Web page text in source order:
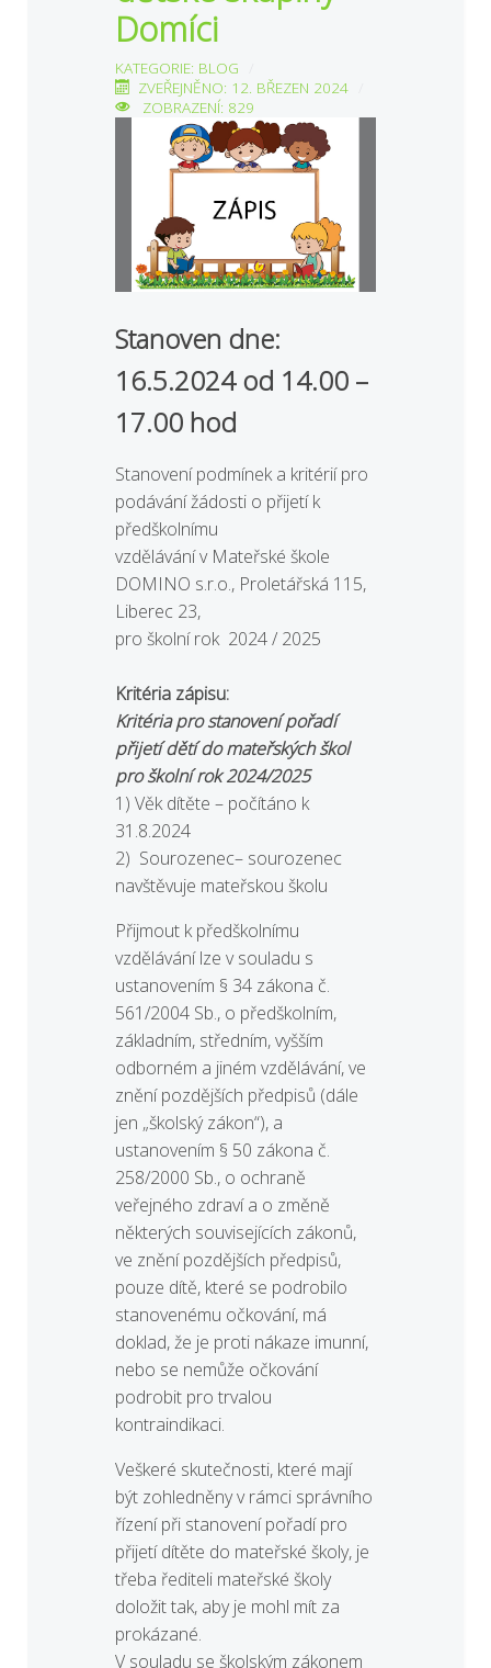
Domíci
KATEGORIE: BLOG
ZVEŘEJNĚNO: 12. BŘEZEN 2024
ZOBRAZENÍ: 829
Stanoven dne:
16.5.2024 od 14.00 –
17.00 hod
Stanovení podmínek a kritérií pro
podávání žádosti o přijetí k
předškolnímu
vzdělávání v Mateřské škole
DOMINO s.r.o., Proletářská 115,
Liberec 23,
pro školní rok 2024 / 2025
Kritéria zápisu:
Kritéria pro stanovení pořadí
přijetí dětí do mateřských škol
pro školní rok 2024/2025
1) Věk dítěte – počítáno k
31.8.2024
2) Sourozenec– sourozenec
navštěvuje mateřskou školu
Přijmout k předškolnímu
vzdělávání lze v souladu s
ustanovením § 34 zákona č.
561/2004 Sb., o předškolním,
základním, středním, vyšším
odborném a jiném vzdělávání, ve
znění pozdějších předpisů (dále
jen „školský zákon“), a
ustanovením § 50 zákona č.
258/2000 Sb., o ochraně
veřejného zdraví a o změně
některých souvisejících zákonů,
ve znění pozdějších předpisů,
pouze dítě, které se podrobilo
stanovenému očkování, má
doklad, že je proti nákaze imunní,
nebo se nemůže očkování
podrobit pro trvalou
kontraindikaci.
Veškeré skutečnosti, které mají
být zohledněny v rámci správního
řízení při stanovení pořadí pro
přijetí dítěte do mateřské školy, je
třeba řediteli mateřské školy
doložit tak, aby je mohl mít za
prokázané.
V souladu se školským zákonem